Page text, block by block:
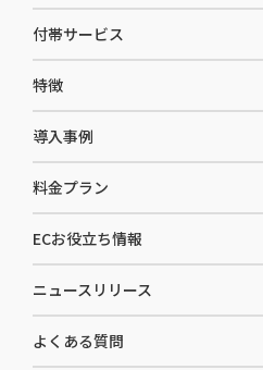
W2 Commerce Repeat
W2 Commerce BtoB
W2 Commerce Asia
AI buddy
付帯サービス
EC運用構築支援・運用支援
カスタマーサクセス
セキュリティ
デザイン制作
コンサルティング
特徴
選ばれる理由
開発体制
導入事例
導入企業一覧
料金プラン
ECお役立ち情報
お役立ち資料
ニュースリリース
よくある質問